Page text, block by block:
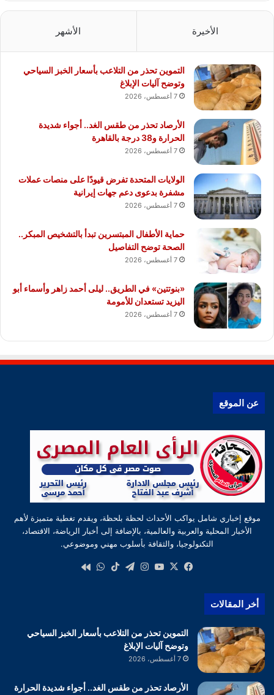
الأخيرة الأشهر
التموين تحذر من التلاعب بأسعار الخبز السياحي
وتوضح آليات الإبلاغ
7 أغسطس، 2026
الأرصاد تحذر من طقس الغد.. أجواء شديدة
الحرارة و38 درجة بالقاهرة
7 أغسطس، 2026
الولايات المتحدة تفرض قيودًا على منصات عملات
مشفرة بدعوى دعم جهات إيرانية
7 أغسطس، 2026
حماية الأطفال المبتسرين تبدأ بالتشخيص المبكر..
الصحة توضح التفاصيل
7 أغسطس، 2026
«بنوتتين» في الطريق.. ليلى أحمد زاهر وأسماء أبو
اليزيد تستعدان للأمومة
7 أغسطس، 2026
عن الموقع
موقع إخباري شامل يواكب الأحداث لحظة بلحظة، ويقدم تغطية متميزة لأهم
الأخبار المحلية والعربية والعالمية، بالإضافة إلى أخبار الرياضة، الاقتصاد،
التكنولوجيا، والثقافة بأسلوب مهني وموضوعي.
فيسبوك
‫X
‫YouTube
انستقرام
تيلقرام‫TikTokواتساب
أخر المقالات
التموين تحذر من التلاعب بأسعار الخبز السياحي
وتوضح آليات الإبلاغ
7 أغسطس، 2026
الأرصاد تحذر من طقس الغد.. أجواء شديدة الحرارة